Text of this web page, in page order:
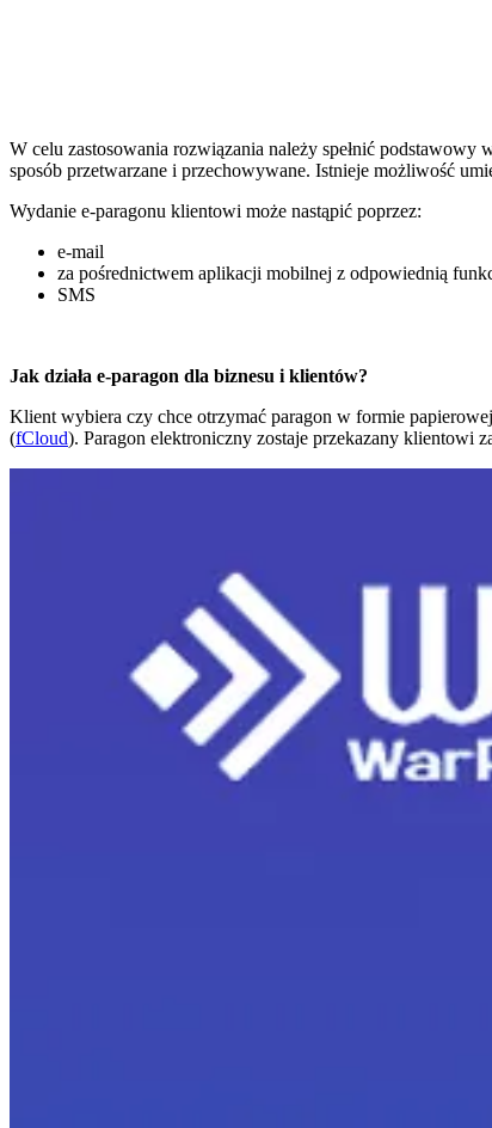
W celu zastosowania rozwiązania należy spełnić podstawowy
sposób przetwarzane i przechowywane. Istnieje możliwość
Wydanie e-paragonu klientowi może nastąpić poprzez:
e-mail
za pośrednictwem aplikacji mobilnej z odpowiednią
SMS
Jak działa e-paragon dla biznesu i klientów?
Klient wybiera czy chce otrzymać paragon w formie
(fCloud). Paragon elektroniczny zostaje przekazany klientowi